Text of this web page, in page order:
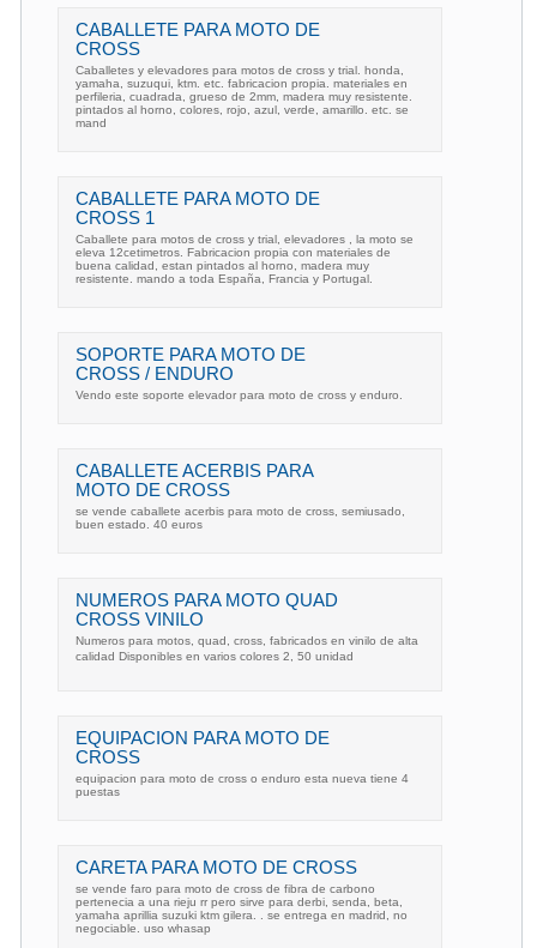
CABALLETE PARA MOTO DE
CROSS
Caballetes y elevadores para motos de cross y trial. honda,
yamaha, suzuqui, ktm. etc. fabricacion propia. materiales en
perfileria, cuadrada, grueso de 2mm, madera muy resistente.
pintados al horno, colores, rojo, azul, verde, amarillo. etc. se
mand
CABALLETE PARA MOTO DE
CROSS 1
Caballete para motos de cross y trial, elevadores , la moto se
eleva 12cetimetros. Fabricacion propia con materiales de
buena calidad, estan pintados al horno, madera muy
resistente. mando a toda España, Francia y Portugal.
SOPORTE PARA MOTO DE
CROSS / ENDURO
Vendo este soporte elevador para moto de cross y enduro.
CABALLETE ACERBIS PARA
MOTO DE CROSS
se vende caballete acerbis para moto de cross, semiusado,
buen estado. 40 euros
NUMEROS PARA MOTO QUAD
CROSS VINILO
Numeros para motos, quad, cross, fabricados en vinilo de alta
calidad Disponibles en varios colores 2, 50 unidad
EQUIPACION PARA MOTO DE
CROSS
equipacion para moto de cross o enduro esta nueva tiene 4
puestas
CARETA PARA MOTO DE CROSS
se vende faro para moto de cross de fibra de carbono
pertenecia a una rieju rr pero sirve para derbi, senda, beta,
yamaha aprillia suzuki ktm gilera. . se entrega en madrid, no
negociable. uso whasap